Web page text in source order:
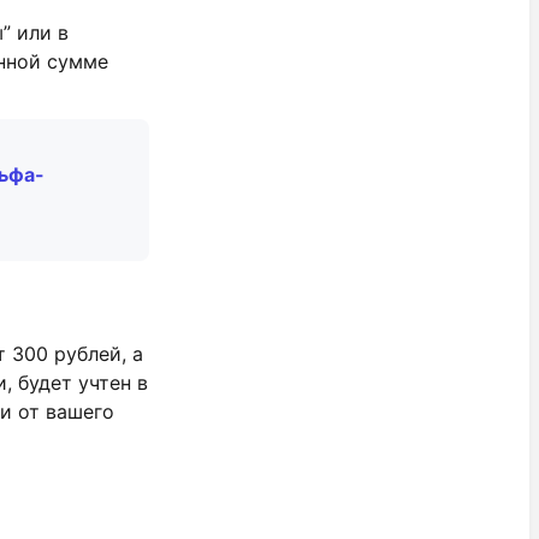
или в
сумме
300 рублей, а
будет учтен в
от вашего